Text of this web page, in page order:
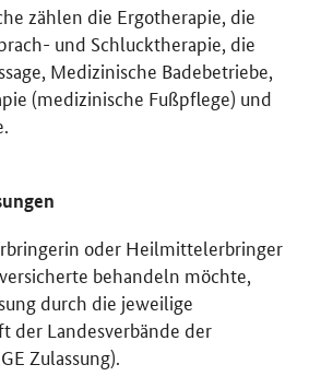
zählen die Ergotherapie, die
und Schlucktherapie, die
Medizinische Badebetriebe,
(medizinische Fußpflege) und
oder Heilmittelerbringer
behandeln möchte,
durch die jeweilige
der Landesverbände der
Zulassung).